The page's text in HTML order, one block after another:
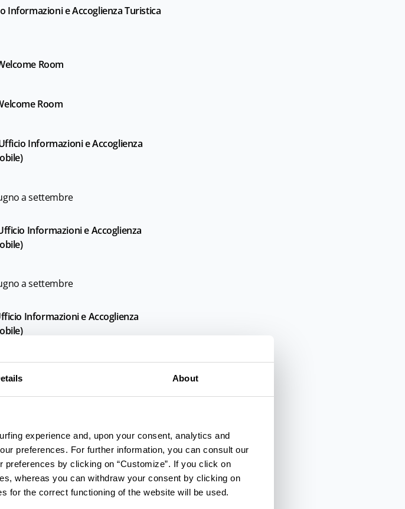
About
experience and, upon your consent, analytics and
preferences. For further information, you can consult our
by clicking on “Customize”. If you click on
whereas you can withdraw your consent by clicking on
for the correct functioning of the website will be used.
Informazioni e Accoglienza Turistica
Room
Room
Informazioni e Accoglienza
a settembre
Informazioni e Accoglienza
a settembre
Informazioni e Accoglienza
a settembre
Ufficio Informazioni e Accoglienza